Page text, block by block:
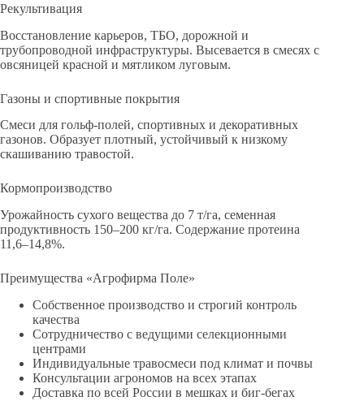
Рекультивация
Восстановление карьеров, ТБО, дорожной и
трубопроводной инфраструктуры. Высевается в смесях с
овсяницей красной и мятликом луговым.
Газоны и спортивные покрытия
Смеси для гольф-полей, спортивных и декоративных
газонов. Образует плотный, устойчивый к низкому
скашиванию травостой.
Кормопроизводство
Урожайность сухого вещества до 7 т/га, семенная
продуктивность 150–200 кг/га. Содержание протеина
11,6–14,8%.
Преимущества «Агрофирма Поле»
Собственное производство и строгий контроль
качества
Сотрудничество с ведущими селекционными
центрами
Индивидуальные травосмеси под климат и почвы
Консультации агрономов на всех этапах
Доставка по всей России в мешках и биг-бегах